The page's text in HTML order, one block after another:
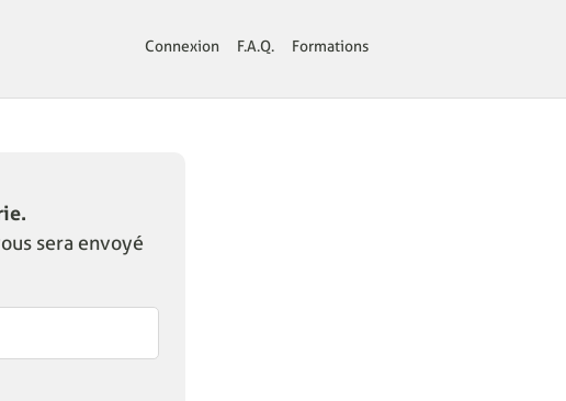
Connexion F.A.Q. Formations
sera envoyé